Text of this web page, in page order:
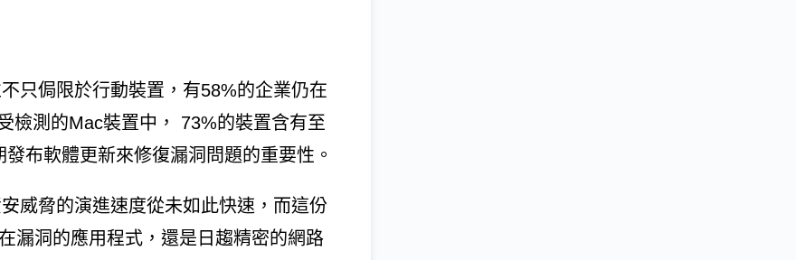
只侷限於行動裝置，有58%的企業仍在
檢測的Mac裝置中， 73%的裝置含有至
布軟體更新來修復漏洞問題的重要性。
威脅的演進速度從未如此快速，而這份
漏洞的應用程式，還是日趨精密的網路